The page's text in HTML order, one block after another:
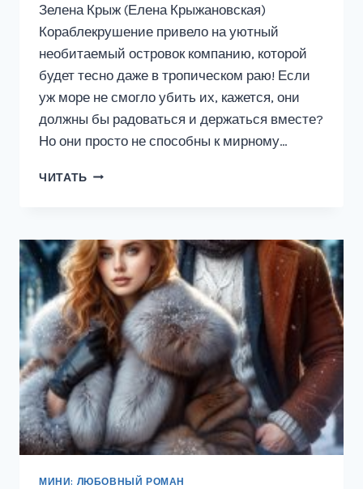
Зелена Крыж (Елена Крыжановская)
Кораблекрушение привело на уютный
необитаемый островок компанию, которой
будет тесно даже в тропическом раю! Если
уж море не смогло убить их, кажется, они
должны бы радоваться и держаться вместе?
Но они просто не способны к мирному…
ЧИТАТЬ ОБИТАЕМЫЙ
МИНИ: ЛЮБОВНЫЙ РОМАН